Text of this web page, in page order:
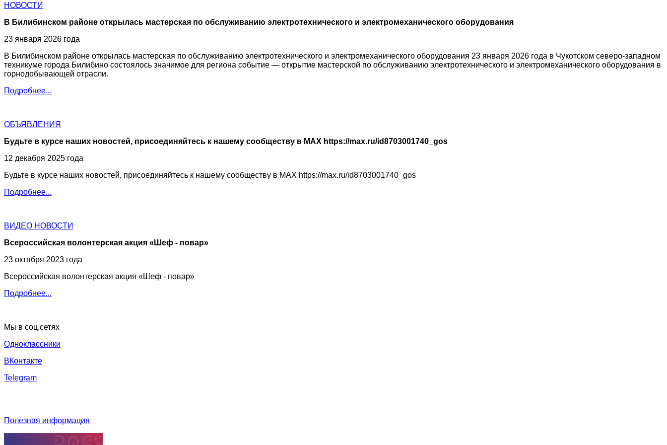
НОВОСТИ
В Билибинском районе открылась мастерская по обслуживанию электротехнического и электромеханического оборудования
23 января 2026 года
В Билибинском районе открылась мастерская по обслуживанию электротехнического и электромеханического оборудования 23 января 2026 года в Чукотском северо-западном
техникуме города Билибино состоялось значимое для региона событие — открытие мастерской по обслуживанию электротехнического и электромеханического оборудования в
горнодобывающей отрасли.
Подробнее...
ОБЪЯВЛЕНИЯ
Будьте в курсе наших новостей, присоединяйтесь к нашему сообществу в МАХ https://max.ru/id8703001740_gos
12 декабря 2025 года
Будьте в курсе наших новостей, присоединяйтесь к нашему сообществу в МАХ https://max.ru/id8703001740_gos
Подробнее...
ВИДЕО НОВОСТИ
Всероссийская волонтерская акция «Шеф - повар»
23 октября 2023 года
Всероссийская волонтерская акция «Шеф - повар»
Подробнее...
Мы в соц.сетях
Одноклассники
ВКонтакте
Telegram
Полезная информация